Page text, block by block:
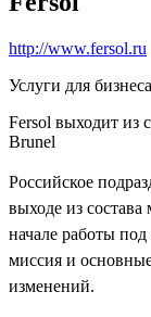
http://www.fersol.ru
Услуги для бизнеса
Fersol выходит из
Brunel
Российское
выходе из
начале работы
миссия и
изменений.